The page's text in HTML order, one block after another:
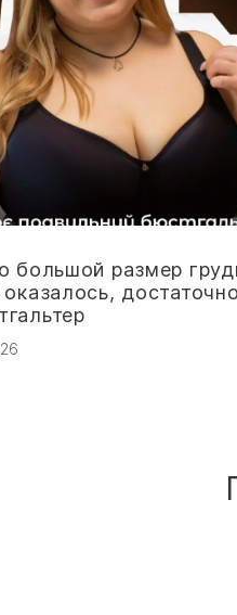
большой размер